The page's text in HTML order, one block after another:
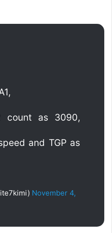
count as 3090,
and TGP as
November 4,